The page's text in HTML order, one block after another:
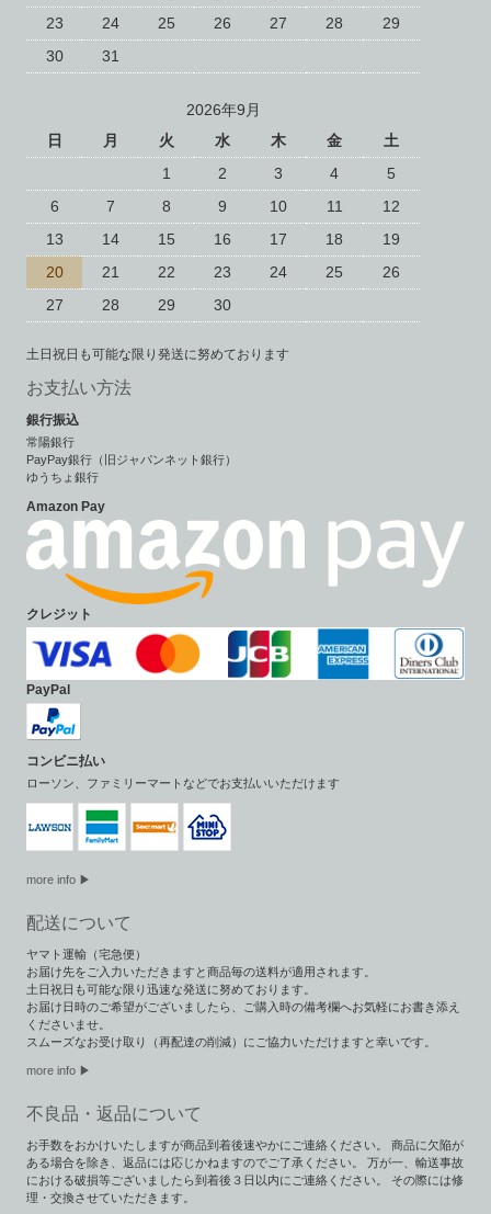
23
24 25 26 27 28
29
30
31
2026年9月
日
月 火 水 木 金
土
1
2 3 4
5
6
7 8 9 10 11
12
13
14 15 16 17 18
19
20
21 22 23 24 25
26
27
28 29 30
土日祝日も可能な限り発送に努めております
お支払い方法
銀行振込
常陽銀行
PayPay銀行（旧ジャパンネット銀行）
ゆうちょ銀行
Amazon Pay
クレジット
PayPal
コンビニ払い
ローソン、ファミリーマートなどでお支払いいただけます
more info ▶
配送について
ヤマト運輸（宅急便）
お届け先をご入力いただきますと商品毎の送料が適用されます。
土日祝日も可能な限り迅速な発送に努めております。
お届け日時のご希望がございましたら、ご購入時の備考欄へお気軽にお書き添え
くださいませ。
スムーズなお受け取り（再配達の削減）にご協力いただけますと幸いです。
more info ▶︎
不良品・返品について
お手数をおかけいたしますが商品到着後速やかにご連絡ください。 商品に欠陥が
ある場合を除き、返品には応じかねますのでご了承ください。 万が一、輸送事故
における破損等ございましたら到着後３日以内にご連絡ください。 その際には修
理・交換させていただきます。